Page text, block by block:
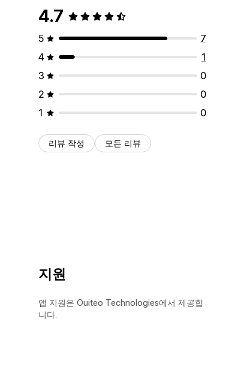
4.7
5
7
4
1
3
0
2
0
1
0
리뷰 작성 모든 리뷰
지원
앱 지원은 Ouiteo Technologies에서 제공합
니다.